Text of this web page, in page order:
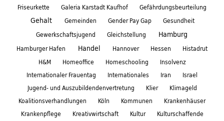
Friseurkette
Galeria Karstadt Kaufhof Gefährdungsbeurteilung
Gehalt Gemeinden Gender Pay Gap
Gesundheit
Gewerkschaftsjugend
Gleichstellung Hamburg
Hamburger Hafen Handel Hannover Hessen
Histadrut
H&M
Homeoffice Homeschooling
Insolvenz
Internationaler Frauentag
Internationales Iran
Israel
Jugend- und Auszubildendenvertretung
Klier
Klimageld
Koalitionsverhandlungen
Köln Kommunen
Krankenhäuser
Krankenpflege
Kreativwirtschaft Kultur
Kulturschaffende